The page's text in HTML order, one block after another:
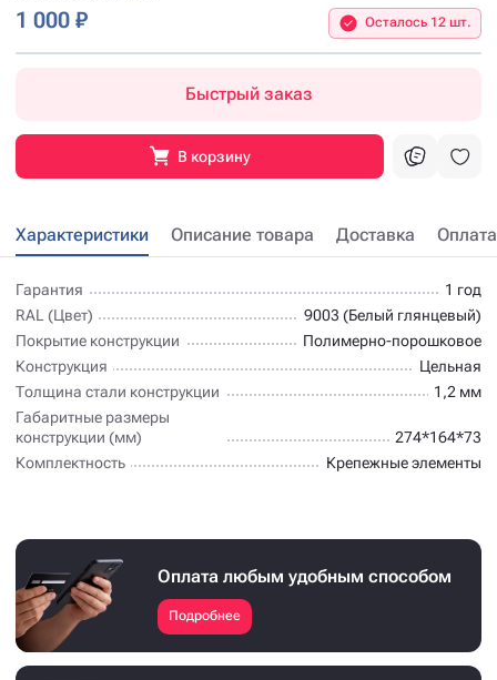
1 000 ₽ Осталось 12 шт.
Быстрый заказ
В корзину
Характеристики Описание товара Доставка Оплата
Гарантия
1 год
RAL (Цвет)
9003 (Белый глянцевый)
Покрытие конструкции
Полимерно-порошковое
Конструкция
Цельная
Толщина стали конструкции
1,2 мм
Габаритные размеры
конструкции (мм)
274*164*73
Комплектность
Крепежные элементы
Оплата любым удобным способом
Подробнее